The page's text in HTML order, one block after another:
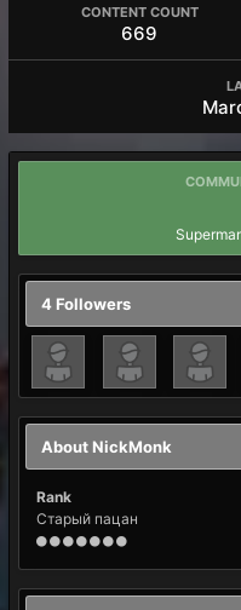
CONTENT COUNT
669
4 Followers
About NickMonk
Rank
Старый пацан